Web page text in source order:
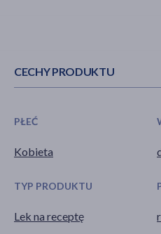
CECHY PRODUKTU
PŁEĆ
Kobieta
TYP PRODUKTU
Lek na receptę